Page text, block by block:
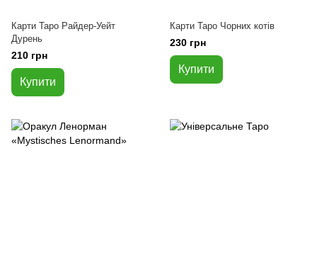
Карти Таро Райдер-Уейт
Дурень
210 грн
Купити
Карти Таро Чорних котів
230 грн
Купити